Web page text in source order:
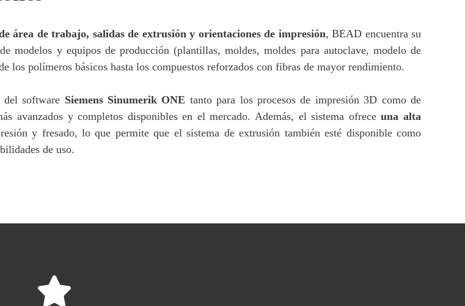
área de trabajo, salidas de extrusión y orientaciones de impresión, BEAD encuentra su
modelos y equipos de producción (plantillas, moldes, moldes para autoclave, modelo de
los polímeros básicos hasta los compuestos reforzados con fibras de mayor rendimiento.
software Siemens Sinumerik ONE tanto para los procesos de impresión 3D como de
avanzados y completos disponibles en el mercado. Además, el sistema ofreceuna alta
y fresado, lo que permite que el sistema de extrusión también esté disponible como
de uso.